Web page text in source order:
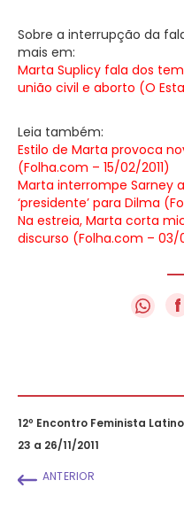
Sobre a interrupção da
mais em:
Marta Suplicy fala dos
união civil e aborto (O
Leia também:
Estilo de Marta provoca
(Folha.com – 15/02/2011)
Marta interrompe Sarney
‘presidente’ para Dilma
Na estreia, Marta corta
discurso (Folha.com – 03/
f
12º Encontro Feminista
23 a 26/11/2011
ANTERIOR